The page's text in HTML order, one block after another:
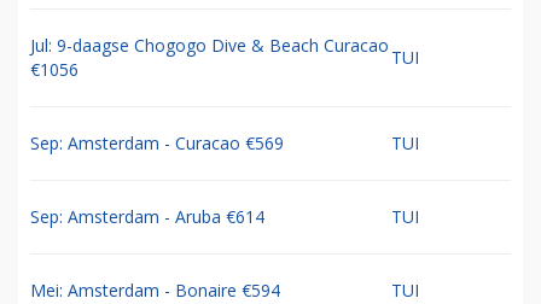
Jul: 9-daagse Chogogo Dive & Beach Curacao
€1056
TUI
Sep: Amsterdam - Curacao €569 TUI
Sep: Amsterdam - Aruba €614 TUI
Mei: Amsterdam - Bonaire €594 TUI